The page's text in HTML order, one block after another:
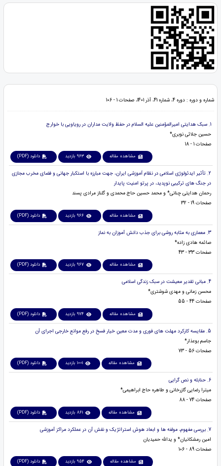
شماره و دوره : دوره 4، شماره 41، آذر 1401، صفحات 1 - 106
1. سبک هدایتی امیرالمؤمنین علیه السلام در حفظ ولایت مداران در رویاویی با خوارج
حسین جلائی نوبری*
صفحات 1 - 18
مشاهده مقاله 963 بازدید دانلود (PDF)
2. تأثیر ایدئولوژی اسلامی در نظام آموزشی ایران، جهت مبارزه با استکبار جهانی و فضای مخرب مجازی
در جنگ های ترکیبی نوپدید، در پرتو امنیت پایدار
رحمان هدایتی چنانی* و محمد حسین حاج محمدی و گلناز مرادی پسند
صفحات 19 - 32
مشاهده مقاله 966 بازدید دانلود (PDF)
3. معماری به مثابه روشی برای جذب دانش آموزان به نماز
صائمه هادی زاده*
صفحات 33 - 43
مشاهده مقاله 967 بازدید دانلود (PDF)
4. مبانی تقدیر معیشت در سبک زندگی اسلامی
محسن زمانی و مهدی شوشتری*
صفحات 44 - 55
مشاهده مقاله 974 بازدید دانلود (PDF)
5. مقایسه کارکرد مهلت های فوری و مدت معینِ خیار فسخ در رفع موانع خارجی اجرای آن
جاسم بوعذار*
صفحات 56 - 73
مشاهده مقاله 1001 بازدید دانلود (PDF)
6. حنابله و نص گرایی
میترا رضایی گازرخانی و طاهره حاج ابراهیمی*
صفحات 74 - 88
مشاهده مقاله 861 بازدید دانلود (PDF)
7. بررسی مفهوم، مولفه ها و ابعاد هوش استراتژیک و نقش آن در عملکرد مراکز آموزشی
امین رمشکانیان* و یدالله حمیدیان
صفحات 89 - 106
مشاهده مقاله 954 بازدید دانلود (PDF)